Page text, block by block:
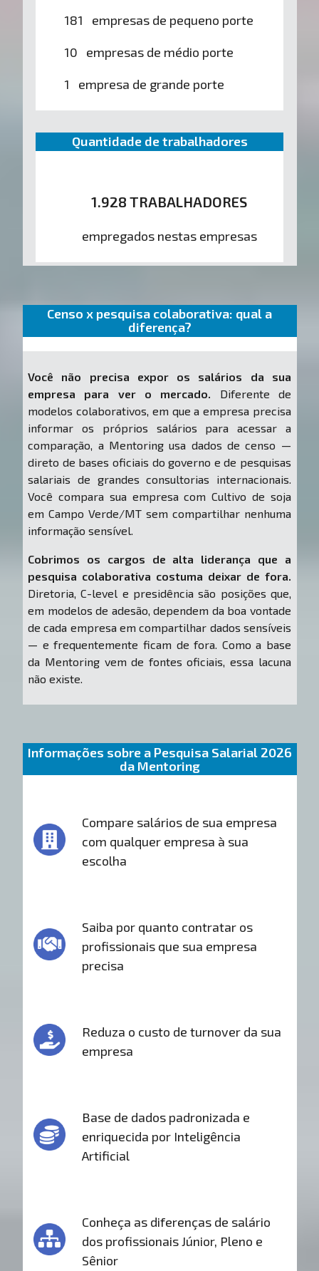
181 empresas de pequeno porte
10 empresas de médio porte
1 empresa de grande porte
Quantidade de trabalhadores
1.928 TRABALHADORES
empregados nestas empresas
Censo x pesquisa colaborativa: qual a
diferença?
Você não precisa expor os salários da sua
empresa para ver o mercado. Diferente de
modelos colaborativos, em que a empresa precisa
informar os próprios salários para acessar a
comparação, a Mentoring usa dados de censo —
direto de bases oficiais do governo e de pesquisas
salariais de grandes consultorias internacionais.
Você compara sua empresa com Cultivo de soja
em Campo Verde/MT sem compartilhar nenhuma
informação sensível.
Cobrimos os cargos de alta liderança que a
pesquisa colaborativa costuma deixar de fora.
Diretoria, C-level e presidência são posições que,
em modelos de adesão, dependem da boa vontade
de cada empresa em compartilhar dados sensíveis
— e frequentemente ficam de fora. Como a base
da Mentoring vem de fontes oficiais, essa lacuna
não existe.
Informações sobre a Pesquisa Salarial 2026
da Mentoring
Compare salários de sua empresa
com qualquer empresa à sua
escolha
Saiba por quanto contratar os
profissionais que sua empresa
precisa
Reduza o custo de turnover da sua
empresa
Base de dados padronizada e
enriquecida por Inteligência
Artificial
Conheça as diferenças de salário
dos profissionais Júnior, Pleno e
Sênior